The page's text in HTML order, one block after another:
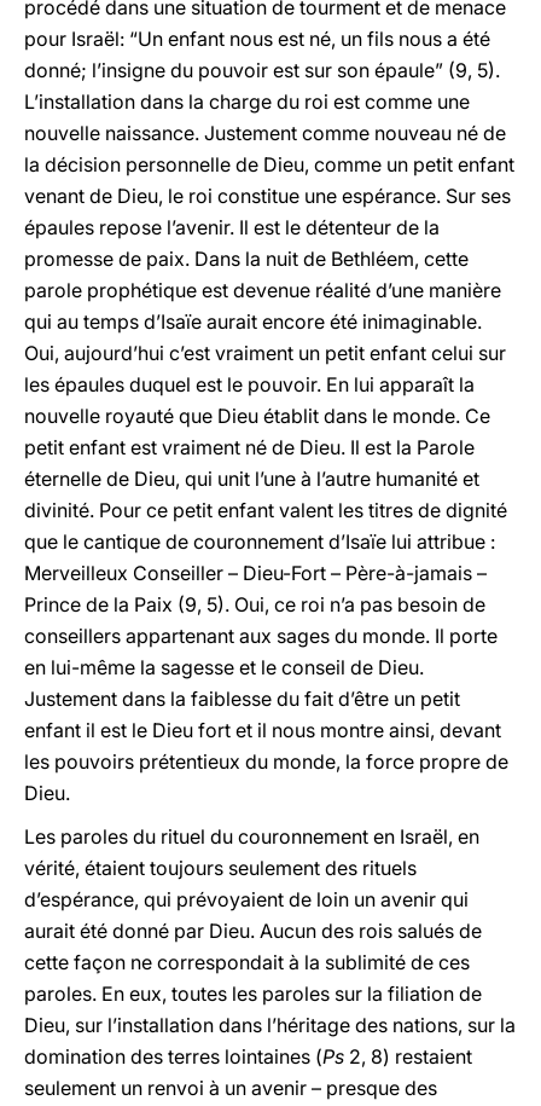
procédé dans une situation de tourment et de menace
pour Israël: “Un enfant nous est né, un fils nous a été
donné; l’insigne du pouvoir est sur son épaule” (9, 5).
L’installation dans la charge du roi est comme une
nouvelle naissance. Justement comme nouveau né de
la décision personnelle de Dieu, comme un petit enfant
venant de Dieu, le roi constitue une espérance. Sur ses
épaules repose l’avenir. Il est le détenteur de la
promesse de paix. Dans la nuit de Bethléem, cette
parole prophétique est devenue réalité d’une manière
qui au temps d’Isaïe aurait encore été inimaginable.
Oui, aujourd’hui c’est vraiment un petit enfant celui sur
les épaules duquel est le pouvoir. En lui apparaît la
nouvelle royauté que Dieu établit dans le monde. Ce
petit enfant est vraiment né de Dieu. Il est la Parole
éternelle de Dieu, qui unit l’une à l’autre humanité et
divinité. Pour ce petit enfant valent les titres de dignité
que le cantique de couronnement d’Isaïe lui attribue :
Merveilleux Conseiller – Dieu-Fort – Père-à-jamais –
Prince de la Paix (9, 5). Oui, ce roi n’a pas besoin de
conseillers appartenant aux sages du monde. Il porte
en lui-même la sagesse et le conseil de Dieu.
Justement dans la faiblesse du fait d’être un petit
enfant il est le Dieu fort et il nous montre ainsi, devant
les pouvoirs prétentieux du monde, la force propre de
Dieu.
Les paroles du rituel du couronnement en Israël, en
vérité, étaient toujours seulement des rituels
d’espérance, qui prévoyaient de loin un avenir qui
aurait été donné par Dieu. Aucun des rois salués de
cette façon ne correspondait à la sublimité de ces
paroles. En eux, toutes les paroles sur la filiation de
Dieu, sur l’installation dans l’héritage des nations, sur la
domination des terres lointaines (Ps 2, 8) restaient
seulement un renvoi à un avenir – presque des